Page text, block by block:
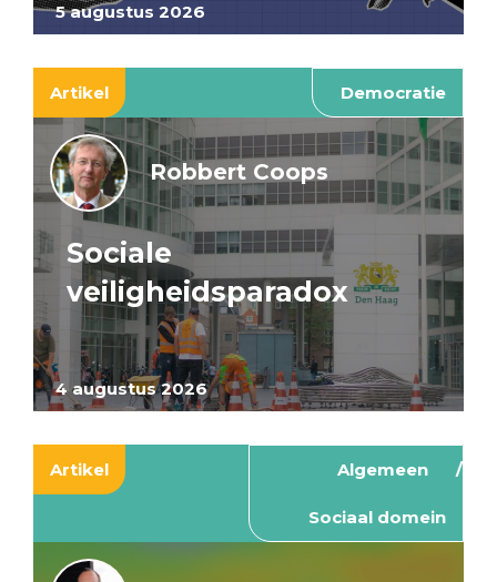
5 augustus 2026
Artikel Democratie
4 augustus 2026
Robbert Coops
Sociale
veiligheidsparadox
Artikel Algemeen
Sociaal domein